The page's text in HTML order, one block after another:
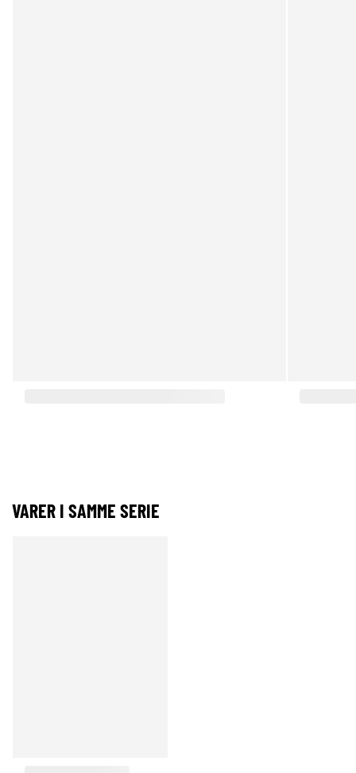
VARER I SAMME SERIE